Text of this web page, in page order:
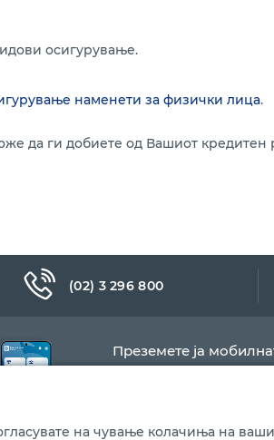
осигурување.
наменети за физички лица.
да ги добиете од Вашиот кредитен
(02) 3 296 800
Преземете ја
на чување колачиња на